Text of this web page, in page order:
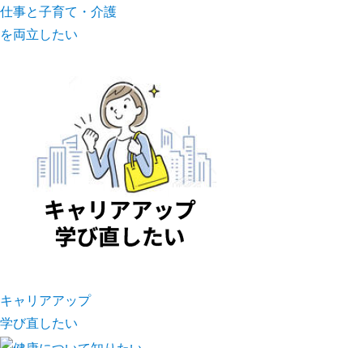
仕事と子育て・介護
を両立したい
キャリアアップ
学び直したい